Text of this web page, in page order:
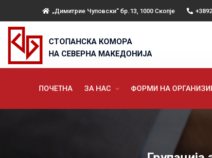
„Димитрие Чуповски“ бр.13, 1000 Скопје
СТОПАНСКА КОМОРА
НА СЕВЕРНА МАКЕДОНИЈА
ПОЧЕТНА ЗА НАС ФОРМИ НА